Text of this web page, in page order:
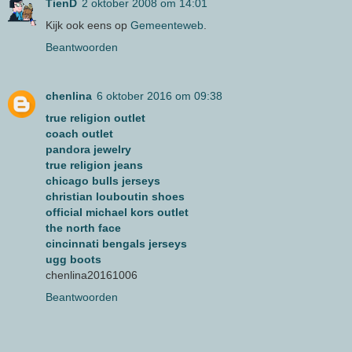
TienD 2 oktober 2008 om 14:01
Kijk ook eens op Gemeenteweb
Beantwoorden
chenlina 6 oktober 2016 om 09:38
true religion outlet
coach outlet
pandora jewelry
true religion jeans
chicago bulls jerseys
christian louboutin shoes
official michael kors outlet
the north face
cincinnati bengals jerseys
ugg boots
chenlina20161006
Beantwoorden